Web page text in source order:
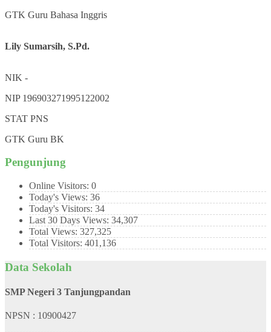
GTK Guru Bahasa Inggris
Lily Sumarsih, S.Pd.
NIK -
NIP 196903271995122002
STAT PNS
GTK Guru BK
Pengunjung
Online Visitors: 0
Today's Views: 36
Today's Visitors: 34
Last 30 Days Views: 34,307
Total Views: 327,325
Total Visitors: 401,136
Data Sekolah
SMP Negeri 3 Tanjungpandan
NPSN : 10900427